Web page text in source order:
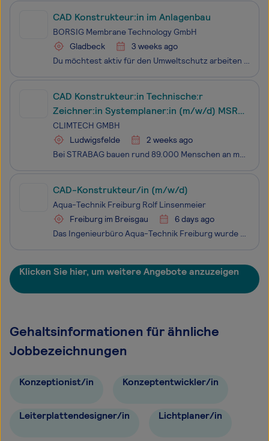
CAD Konstrukteur:in im Anlagenbau
BORSIG Membrane Technology GmbH
Gladbeck
3 weeks ago
Du möchtest aktiv für den Umweltschutz arbeiten und interessierst dich für zukunftsorientierte Technologien? Du bist Teamplayer:in und schätzt flexible Arbeitszeiten? Weiterbildung ist bei Dir ein Muss? Und das alles bei einem attraktiven Vergütungspaket? DANN BIST DU BEI UNS RICHTIG!Die BORSIG Memb
CAD Konstrukteur:in Technische:r
Zeichner:in Systemplaner:in (m/w/d) MSR
Elektrotechnik
CLIMTECH GMBH
Ludwigsfelde
2 weeks ago
Bei STRABAG bauen rund 89.000 Menschen an mehr als 2.400 Standorten weltweit am Fortschritt. Einzigartigkeit und individuelle Stärken kennzeichnen dabei nicht nur unsere Projekte, sondern auch jede:n Einzelne:n von uns. Ob im Hoch- und Ingenieurbau, Straßen- und Tiefbau, Brücken- und Tunnelbau, in d
CAD-Konstrukteur/in (m/w/d)
Aqua-Technik Freiburg Rolf Linsenmeier
Freiburg im Breisgau
6 days ago
Das Ingenieurbüro Aqua-Technik Freiburg wurde zum 01.01.2013 von Rolf Linsenmeier Dipl.-Ing. (FH) gegründet. Unser Ingenieurbüro ist zu über 90% für öffentliche Auftraggeber (Städte und Gemeinden) tätig. Badewassertechnik, Wasserversorgung, Abwasserentsorgung, Regenwassermanagement, Tief- und Hochba
Klicken Sie hier, um weitere Angebote anzuzeigen
Gehaltsinformationen für ähnliche
Jobbezeichnungen
Konzeptionist/in Konzeptentwickler/in
Leiterplattendesigner/in Lichtplaner/in